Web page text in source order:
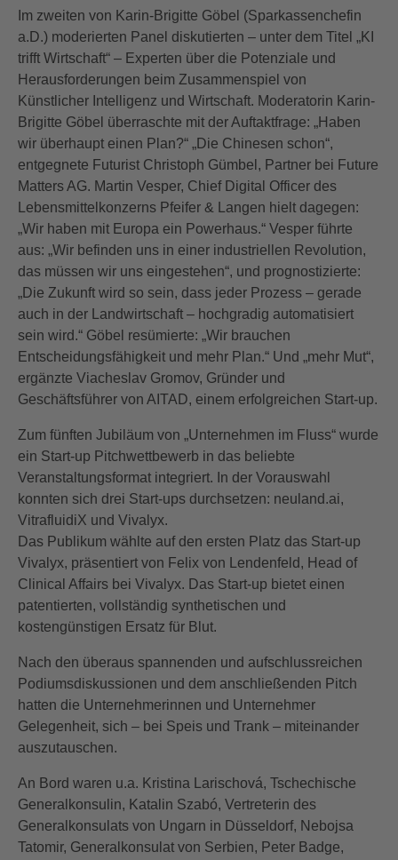
Im zweiten von Karin-Brigitte Göbel (Sparkassenchefin
a.D.) moderierten Panel diskutierten – unter dem Titel „KI
trifft Wirtschaft“ – Experten über die Potenziale und
Herausforderungen beim Zusammenspiel von
Künstlicher Intelligenz und Wirtschaft. Moderatorin Karin-
Brigitte Göbel überraschte mit der Auftaktfrage: „Haben
wir überhaupt einen Plan?“ „Die Chinesen schon“,
entgegnete Futurist Christoph Gümbel, Partner bei Future
Matters AG. Martin Vesper, Chief Digital Officer des
Lebensmittelkonzerns Pfeifer & Langen hielt dagegen:
„Wir haben mit Europa ein Powerhaus.“ Vesper führte
aus: „Wir befinden uns in einer industriellen Revolution,
das müssen wir uns eingestehen“, und prognostizierte:
„Die Zukunft wird so sein, dass jeder Prozess – gerade
auch in der Landwirtschaft – hochgradig automatisiert
sein wird.“ Göbel resümierte: „Wir brauchen
Entscheidungsfähigkeit und mehr Plan.“ Und „mehr Mut“,
ergänzte Viacheslav Gromov, Gründer und
Geschäftsführer von AITAD, einem erfolgreichen Start-up.
Zum fünften Jubiläum von „Unternehmen im Fluss“ wurde
ein Start-up Pitchwettbewerb in das beliebte
Veranstaltungsformat integriert. In der Vorauswahl
konnten sich drei Start-ups durchsetzen: neuland.ai,
VitrafluidiX und Vivalyx.
Das Publikum wählte auf den ersten Platz das Start-up
Vivalyx, präsentiert von Felix von Lendenfeld, Head of
Clinical Affairs bei Vivalyx. Das Start-up bietet einen
patentierten, vollständig synthetischen und
kostengünstigen Ersatz für Blut.
Nach den überaus spannenden und aufschlussreichen
Podiumsdiskussionen und dem anschließenden Pitch
hatten die Unternehmerinnen und Unternehmer
Gelegenheit, sich – bei Speis und Trank – miteinander
auszutauschen.
An Bord waren u.a. Kristina Larischová, Tschechische
Generalkonsulin, Katalin Szabó, Vertreterin des
Generalkonsulats von Ungarn in Düsseldorf, Nebojsa
Tatomir, Generalkonsulat von Serbien, Peter Badge,